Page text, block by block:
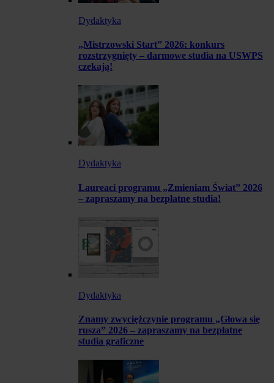
Dydaktyka
„Mistrzowski Start” 2026: konkurs
rozstrzygnięty – darmowe studia na USWPS
czekają!
Dydaktyka
Laureaci programu „Zmieniam Świat” 2026
– zapraszamy na bezpłatne studia!
Dydaktyka
Znamy zwyciężczynie programu „Głowa się
rusza” 2026 – zapraszamy na bezpłatne
studia graficzne